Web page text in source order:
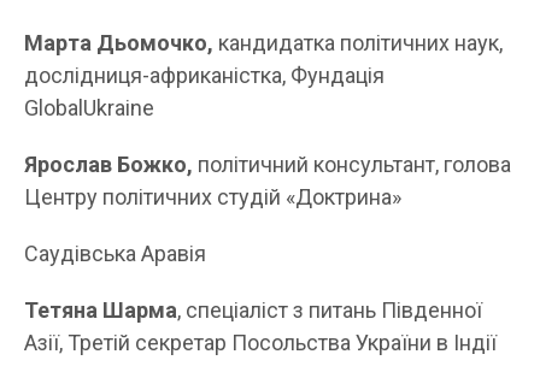
Марта Дьомочко, кандидатка політичних наук,
дослідниця-африканістка, Фундація
GlobalUkraine
Ярослав Божко, політичний консультант, голова
Центру політичних студій «Доктрина»
Саудівська Аравія
Тетяна Шарма, спеціаліст з питань Південної
Азії, Третій секретар Посольства України в Індії